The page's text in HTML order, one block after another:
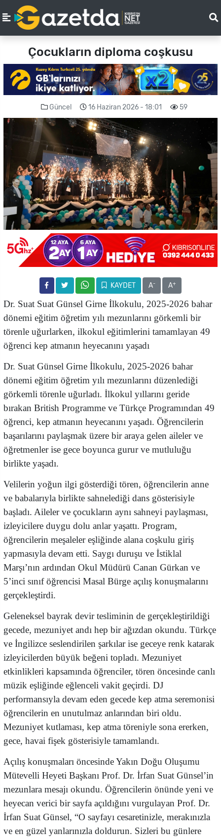
Çocukların diploma coşkusu
Güncel 16 Haziran 2026 - 18:01 59
KAYDET A- A+
Dr. Suat Suat Günsel Girne İlkokulu, 2025-2026 bahar
dönemi eğitim öğretim yılı mezunlarını görkemli bir
törenle uğurlarken, ilkokul eğitimlerini tamamlayan 49
öğrenci kep atmanın heyecanını yaşadı
Dr. Suat Günsel Girne İlkokulu, 2025-2026 bahar
dönemi eğitim öğretim yılı mezunlarını düzenlediği
görkemli törenle uğurladı. İlkokul yıllarını geride
bırakan British Programme ve Türkçe Programından 49
öğrenci, kep atmanın heyecanını yaşadı. Öğrencilerin
başarılarını paylaşmak üzere bir araya gelen aileler ve
öğretmenler ise gece boyunca gurur ve mutluluğu
birlikte yaşadı.
Velilerin yoğun ilgi gösterdiği tören, öğrencilerin anne
ve babalarıyla birlikte sahnelediği dans gösterisiyle
başladı. Aileler ve çocukların aynı sahneyi paylaşması,
izleyicilere duygu dolu anlar yaşattı. Program,
öğrencilerin meşaleler eşliğinde alana coşkulu giriş
yapmasıyla devam etti. Saygı duruşu ve İstiklal
Marşı’nın ardından Okul Müdürü Canan Gürkan ve
5’inci sınıf öğrencisi Masal Bürge açılış konuşmalarını
gerçekleştirdi.
Geleneksel bayrak devir tesliminin de gerçekleştirildiği
gecede, mezuniyet andı hep bir ağızdan okundu. Türkçe
ve İngilizce seslendirilen şarkılar ise geceye renk katarak
izleyicilerden büyük beğeni topladı. Mezuniyet
etkinlikleri kapsamında öğrenciler, tören öncesinde canlı
müzik eşliğinde eğlenceli vakit geçirdi. DJ
performansıyla devam eden gecede kep atma seremonisi
öğrencilerin en unutulmaz anlarından biri oldu.
Mezuniyet kutlaması, kep atma töreniyle sona ererken,
gece, havai fişek gösterisiyle tamamlandı.
Açılış konuşmaları öncesinde Yakın Doğu Oluşumu
Mütevelli Heyeti Başkanı Prof. Dr. İrfan Suat Günsel’in
mezunlara mesajı okundu. Öğrencilerin önünde yeni ve
heyecan verici bir sayfa açıldığını vurgulayan Prof. Dr.
İrfan Suat Günsel, “O sayfayı cesaretinizle, merakınızla
ve en güzel yanlarınızla doldurun. Sizleri bu günlere